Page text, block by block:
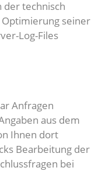
der technisch
seiner
Log-Files
Anfragen
aus dem
Ihnen dort
Bearbeitung der
bei